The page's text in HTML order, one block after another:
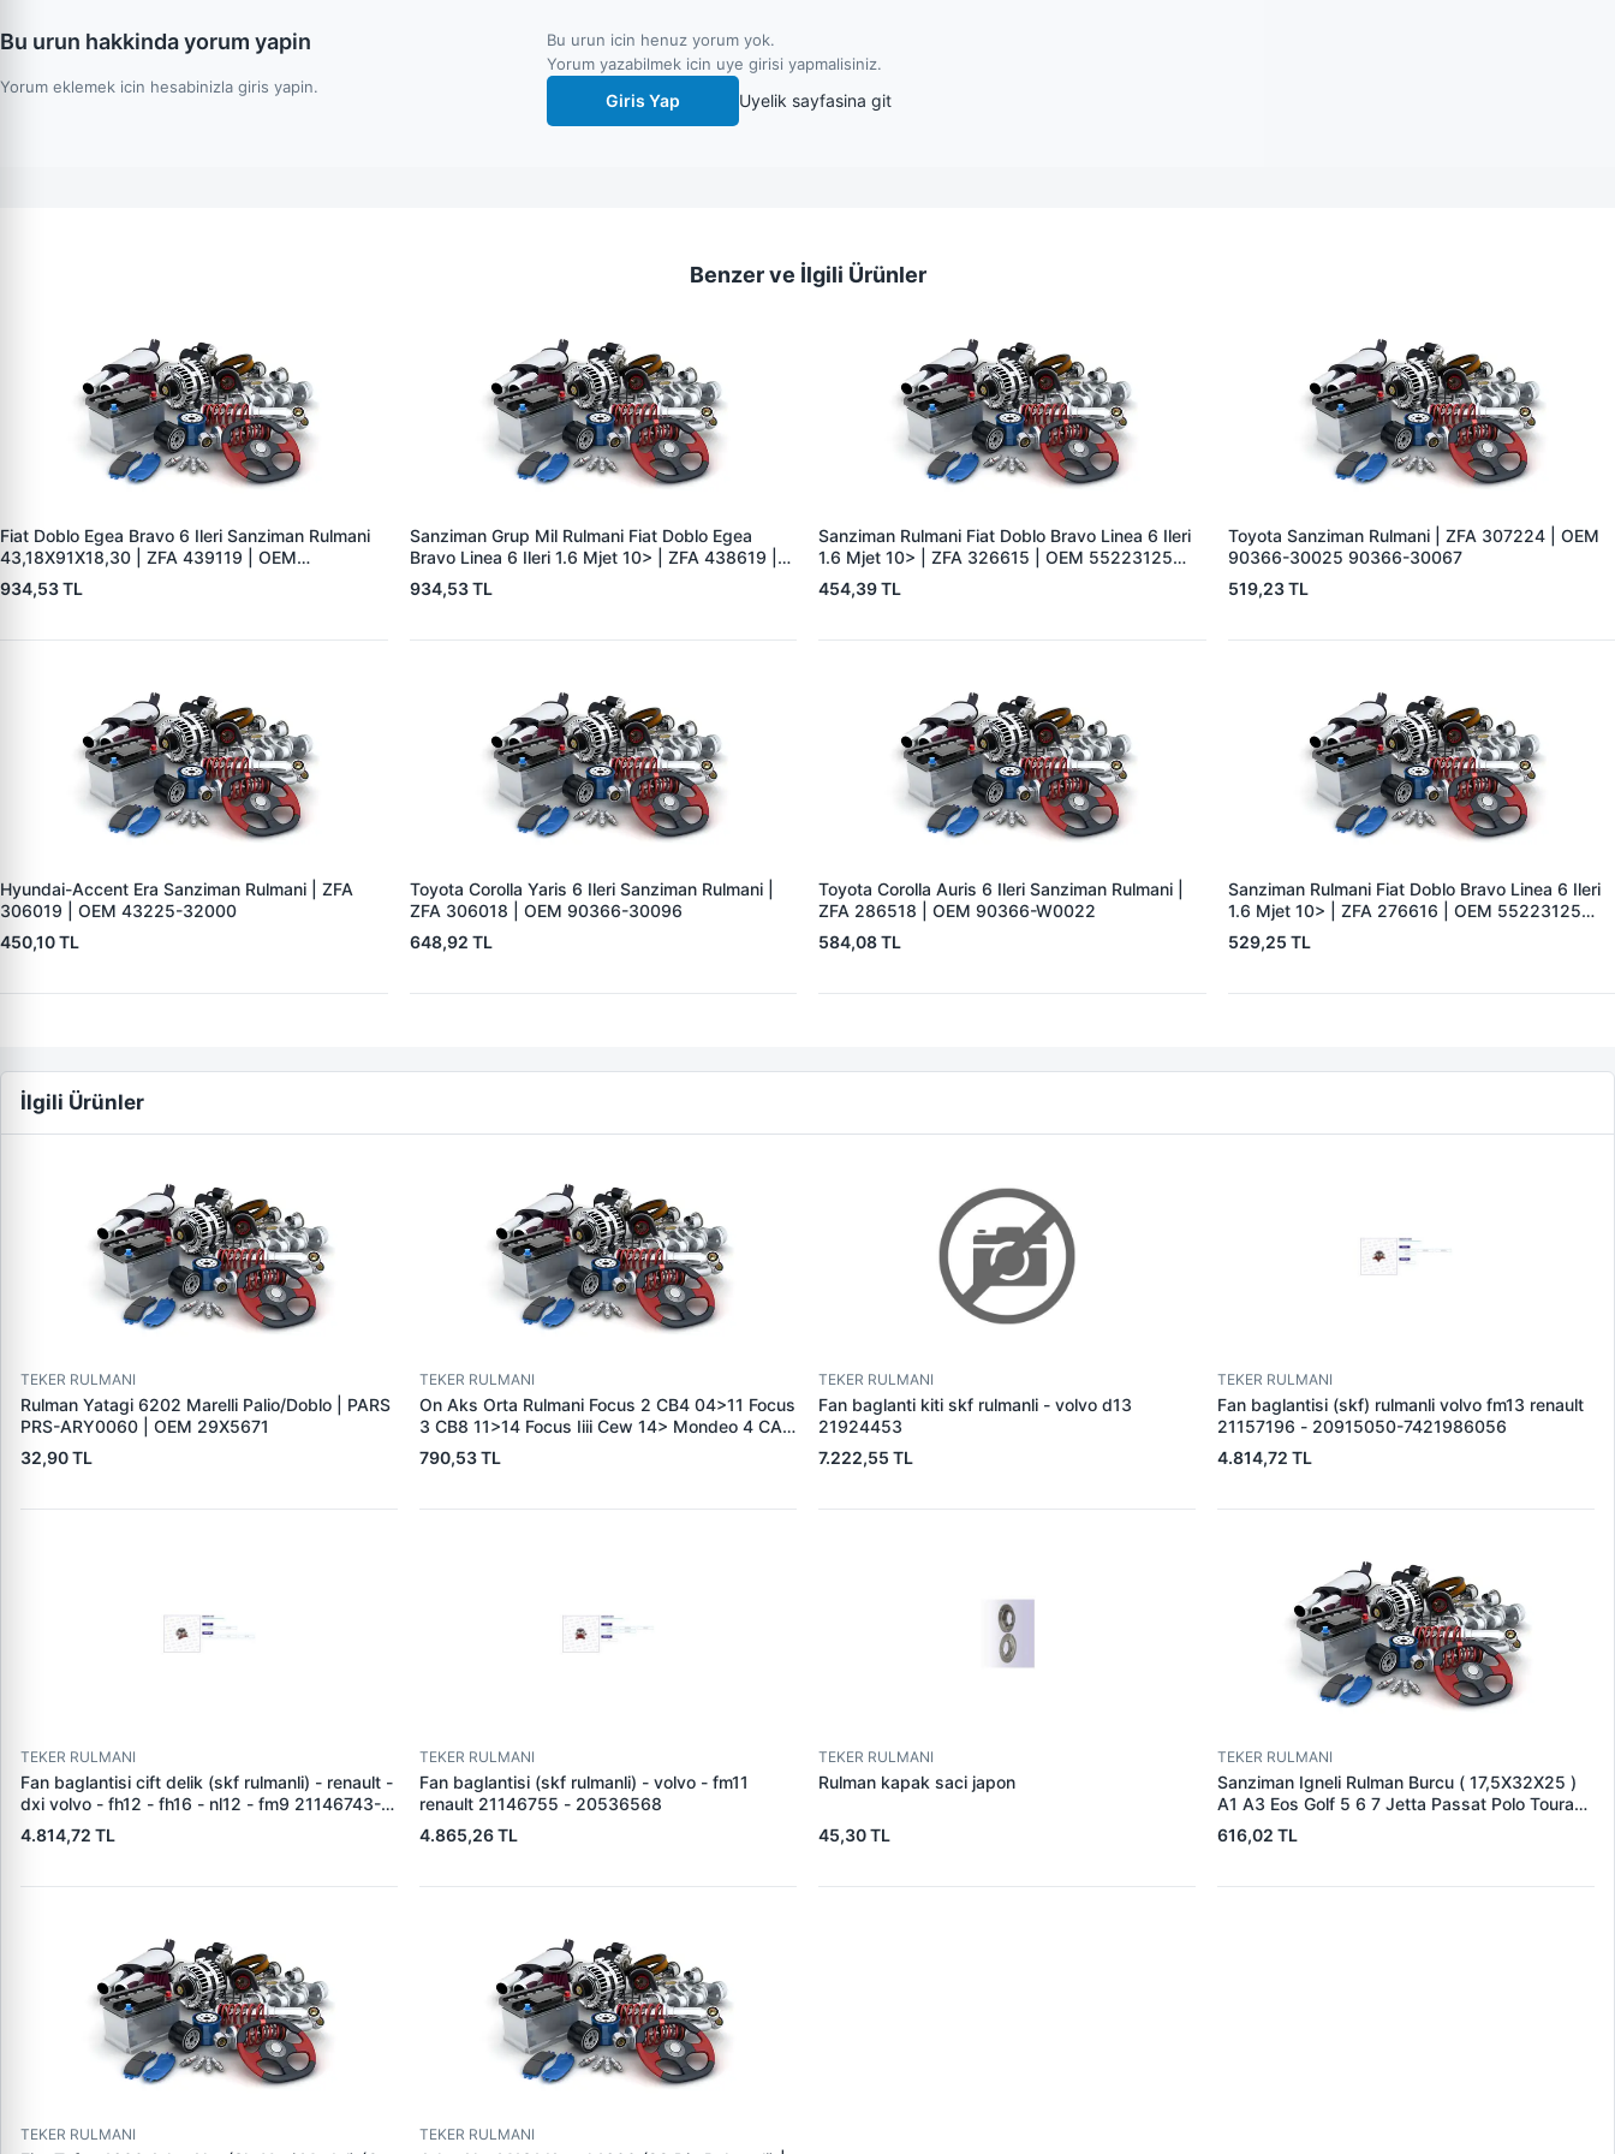
Bu urun hakkinda yorum yapin
Yorum eklemek icin hesabinizla giris yapin.
Bu urun icin henuz yorum yok.
Yorum yazabilmek icin uye girisi yapmalisiniz.
Giris Yap Uyelik sayfasina git
Benzer ve İlgili Ürünler
Fiat Doblo Egea Bravo 6 Ileri Sanziman Rulmani
43,18X91X18,30 | ZFA 439119 | OEM
55246900 STA4391UR2
934,53 TL
Sanziman Grup Mil Rulmani Fiat Doblo Egea
Bravo Linea 6 Ileri 1.6 Mjet 10> | ZFA 438619 |
OEM 46340286 46356839 55246901
934,53 TL
Sanziman Rulmani Fiat Doblo Bravo Linea 6 Ileri
1.6 Mjet 10> | ZFA 326615 | OEM 55223125
46340288
454,39 TL
Toyota Sanziman Rulmani | ZFA 307224 | OEM
90366-30025 90366-30067
519,23 TL
Hyundai-Accent Era Sanziman Rulmani | ZFA
306019 | OEM 43225-32000
450,10 TL
Toyota Corolla Yaris 6 Ileri Sanziman Rulmani |
ZFA 306018 | OEM 90366-30096
648,92 TL
Toyota Corolla Auris 6 Ileri Sanziman Rulmani |
ZFA 286518 | OEM 90366-W0022
584,08 TL
Sanziman Rulmani Fiat Doblo Bravo Linea 6 Ileri
1.6 Mjet 10> | ZFA 276616 | OEM 55223125
46340288
529,25 TL
İlgili Ürünler
TEKER RULMANI
Rulman Yatagi 6202 Marelli Palio/Doblo | PARS
PRS-ARY0060 | OEM 29X5671
32,90 TL
TEKER RULMANI
On Aks Orta Rulmani Focus 2 CB4 04>11 Focus
3 CB8 11>14 Focus Iiii Cew 14> Mondeo 4 CA2
07>14 Transit V184 TT8 01>06 2.0 125PS Tdci̇
Yeni̇ Connect Chc 1.6 /1.5 Tdci̇ 15> Fiesta Ccn
790,53 TL
TEKER RULMANI
Fan baglanti kiti skf rulmanli - volvo d13
21924453
7.222,55 TL
TEKER RULMANI
Fan baglantisi (skf) rulmanli volvo fm13 renault
21157196 - 20915050-7421986056
4.814,72 TL
TEKER RULMANI
Fan baglantisi cift delik (skf rulmanli) - renault -
dxi volvo - fh12 - fh16 - nl12 - fm9 21146743-
1675786
4.814,72 TL
TEKER RULMANI
Fan baglantisi (skf rulmanli) - volvo - fm11
renault 21146755 - 20536568
4.865,26 TL
TEKER RULMANI
Rulman kapak saci japon
45,30 TL
TEKER RULMANI
Sanziman Igneli Rulman Burcu ( 17,5X32X25 )
A1 A3 Eos Golf 5 6 7 Jetta Passat Polo Touran
Altea Leon Toledo Octavia Rapid Superb Yeti |
SRT 16100230 | OEM 02U311132E
616,02 TL
TEKER RULMANI TEKER RULMANI